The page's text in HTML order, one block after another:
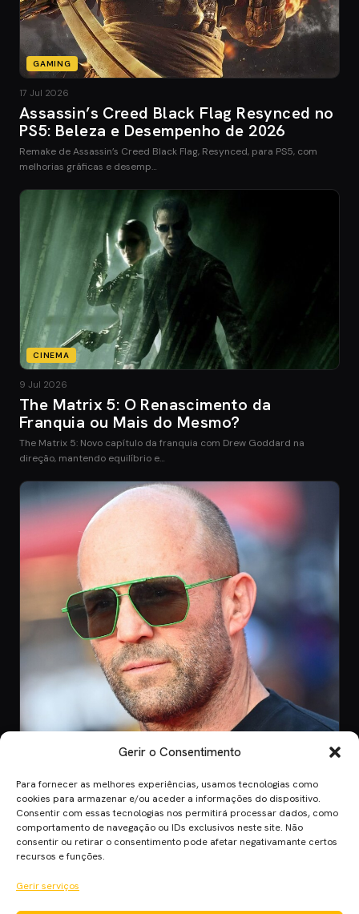
Gerir o Consentimento
Para fornecer as melhores experiências, usamos tecnologias como
cookies para armazenar e/ou aceder a informações do dispositivo.
Consentir com essas tecnologias nos permitirá processar dados, como
comportamento de navegação ou IDs exclusivos neste site. Não
consentir ou retirar o consentimento pode afetar negativamante certos
recursos e funções.
Gerir serviços
GAMING
17 Jul 2026
Assassin’s Creed Black Flag Resynced no
PS5: Beleza e Desempenho de 2026
Remake de Assassin’s Creed Black Flag, Resynced, para PS5, com
melhorias gráficas e desemp…
CINEMA
9 Jul 2026
The Matrix 5: O Renascimento da
Franquia ou Mais do Mesmo?
The Matrix 5: Novo capítulo da franquia com Drew Goddard na
direção, mantendo equilíbrio e…
CINEMA
8 Jul 2026
Mutiny: O Novo Thriller de Ação de Jason
Statham em 2026
quando o filme chega aos cinem…